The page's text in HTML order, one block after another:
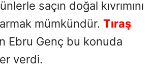
saçın doğal kıvrımını
mümkündür. Tıraş
Ebru Genç bu konuda
verdi.